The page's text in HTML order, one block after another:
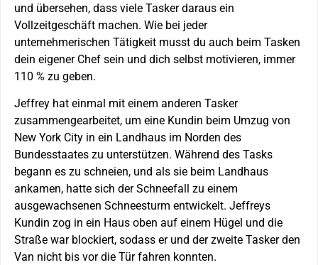
und übersehen, dass viele Tasker daraus ein
Vollzeitgeschäft machen. Wie bei jeder
unternehmerischen Tätigkeit musst du auch beim Tasken
dein eigener Chef sein und dich selbst motivieren, immer
110 % zu geben.
Jeffrey hat einmal mit einem anderen Tasker
zusammengearbeitet, um eine Kundin beim Umzug von
New York City in ein Landhaus im Norden des
Bundesstaates zu unterstützen. Während des Tasks
begann es zu schneien, und als sie beim Landhaus
ankamen, hatte sich der Schneefall zu einem
ausgewachsenen Schneesturm entwickelt. Jeffreys
Kundin zog in ein Haus oben auf einem Hügel und die
Straße war blockiert, sodass er und der zweite Tasker den
Van nicht bis vor die Tür fahren konnten.